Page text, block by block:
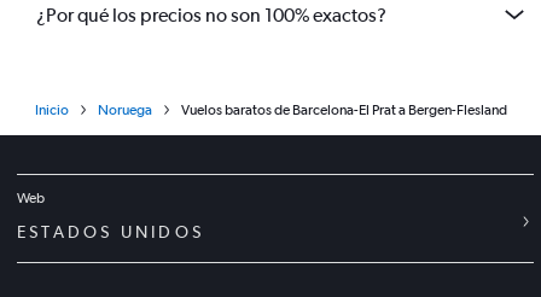
¿Por qué los precios no son 100% exactos?
Inicio Noruega Vuelos baratos de Barcelona-El Prat a Bergen-Flesland
Web
ESTADOS UNIDOS